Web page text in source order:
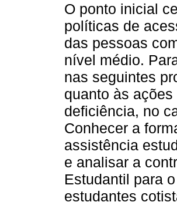
O ponto inicial
políticas de
das pessoas
nível médio.
nas seguintes
quanto às
deficiência, no
Conhecer a
assistência
e analisar a
Estudantil para
estudantes